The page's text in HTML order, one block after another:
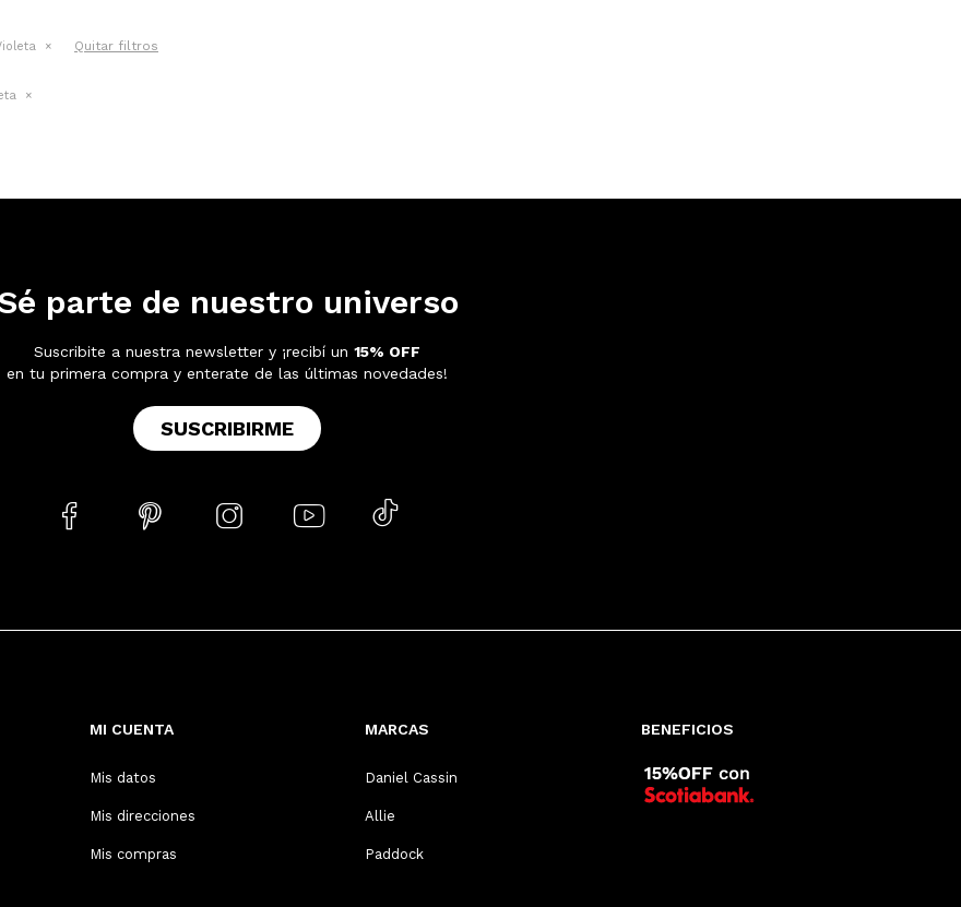
Quitar filtros
MI CUENTA
Mis datos
Mis direcciones
Mis compras
MARCAS
Daniel Cassin
Allie
Paddock
BENEFICIOS
parte de nuestro universo
Suscribite a nuestra newsletter y ¡recibí un 15% OFF
en tu primera compra y enterate de las últimas novedades!
SUSCRIBIRME
    